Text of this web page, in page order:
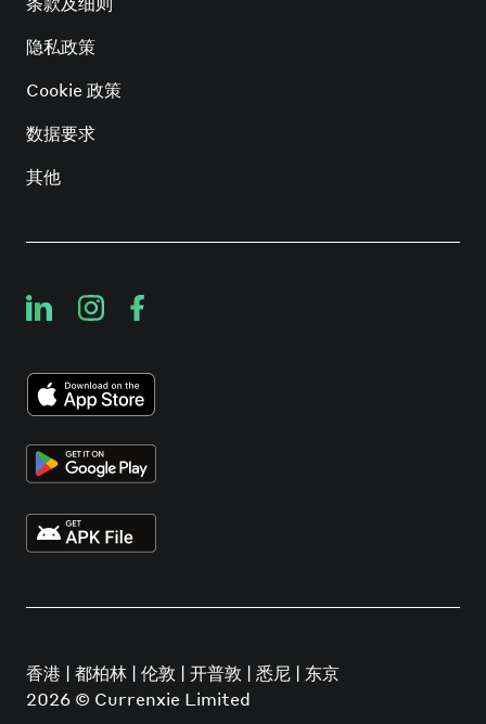
隐私政策
Cookie 政策
数据要求
其他
香港 | 都柏林 | 伦敦 | 开普敦 | 悉尼 | 东京
2026 © Currenxie Limited